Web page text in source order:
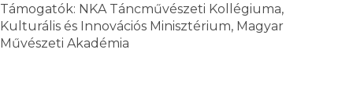
Támogatók: NKA Táncművészeti Kollégiuma,
Kulturális és Innovációs Minisztérium, Magyar
Művészeti Akadémia